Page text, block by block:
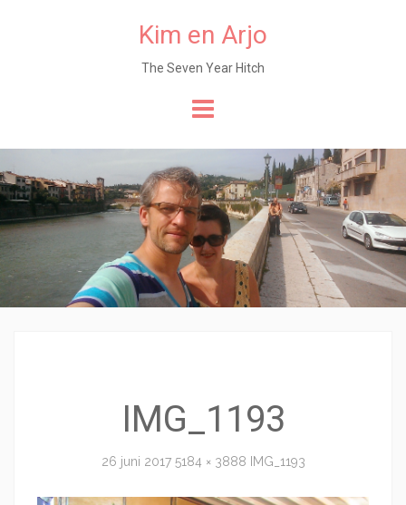
Kim en Arjo
The Seven Year Hitch
content
IMG_1193
26 juni 2017 5184 × 3888 IMG_1193